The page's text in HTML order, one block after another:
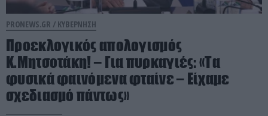
PRONEWS.GR / ΚΥΒΕΡΝΗΣΗ
Προεκλογικός απολογισμός
Κ.Μητσοτάκη! – Για πυρκαγιές: «Τα
φυσικά φαινόμενα φταίνε – Είχαμε
σχεδιασμό πάντως»